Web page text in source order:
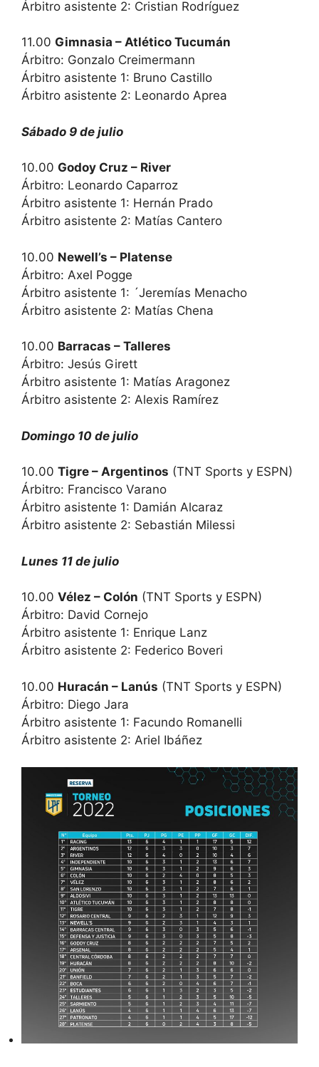
Árbitro asistente 2: Cristian Rodríguez
11.00 Gimnasia – Atlético Tucumán
Árbitro: Gonzalo Creimermann
Árbitro asistente 1: Bruno Castillo
Árbitro asistente 2: Leonardo Aprea
Sábado 9 de julio
10.00 Godoy Cruz – River
Árbitro: Leonardo Caparroz
Árbitro asistente 1: Hernán Prado
Árbitro asistente 2: Matías Cantero
10.00 Newell’s – Platense
Árbitro: Axel Pogge
Árbitro asistente 1: ´Jeremías Menacho
Árbitro asistente 2: Matías Chena
10.00 Barracas – Talleres
Árbitro: Jesús Girett
Árbitro asistente 1: Matías Aragonez
Árbitro asistente 2: Alexis Ramírez
Domingo 10 de julio
10.00 Tigre – Argentinos (TNT Sports y ESPN)
Árbitro: Francisco Varano
Árbitro asistente 1: Damián Alcaraz
Árbitro asistente 2: Sebastián Milessi
Lunes 11 de julio
10.00 Vélez – Colón (TNT Sports y ESPN)
Árbitro: David Cornejo
Árbitro asistente 1: Enrique Lanz
Árbitro asistente 2: Federico Boveri
10.00 Huracán – Lanús (TNT Sports y ESPN)
Árbitro: Diego Jara
Árbitro asistente 1: Facundo Romanelli
Árbitro asistente 2: Ariel Ibáñez